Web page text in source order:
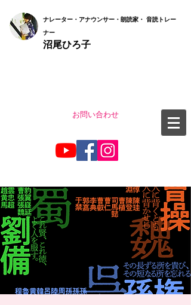
ナレーター・アナウンサー・朗読家・ 音読トレー
ナー
沼尾ひろ子
お問い合わせ